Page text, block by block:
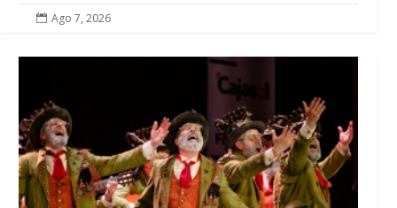
 Ago 7, 2026